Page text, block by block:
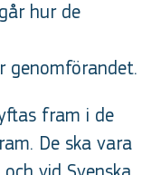
hur de
genomförandet.
fram i de
De ska vara